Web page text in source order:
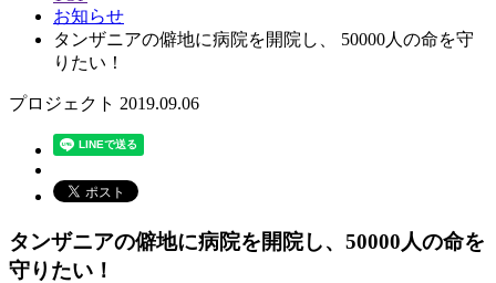
お知らせ
タンザニアの僻地に病院を開院し、 50000人の命を守
りたい！
プロジェクト 2019.09.06
タンザニアの僻地に病院を開院し、50000人の命を
守りたい！